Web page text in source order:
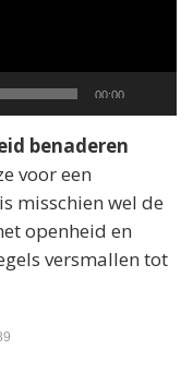
Total
00:00
benaderen
voor een
misschien wel de
openheid en
versmallen tot